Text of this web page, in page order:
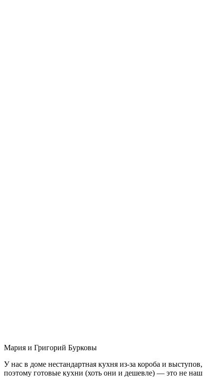
Мария и Григорий Бурковы
У нас в доме нестандартная кухня из-за короба и выступов,
поэтому готовые кухни (хоть они и дешевле) — это не наш